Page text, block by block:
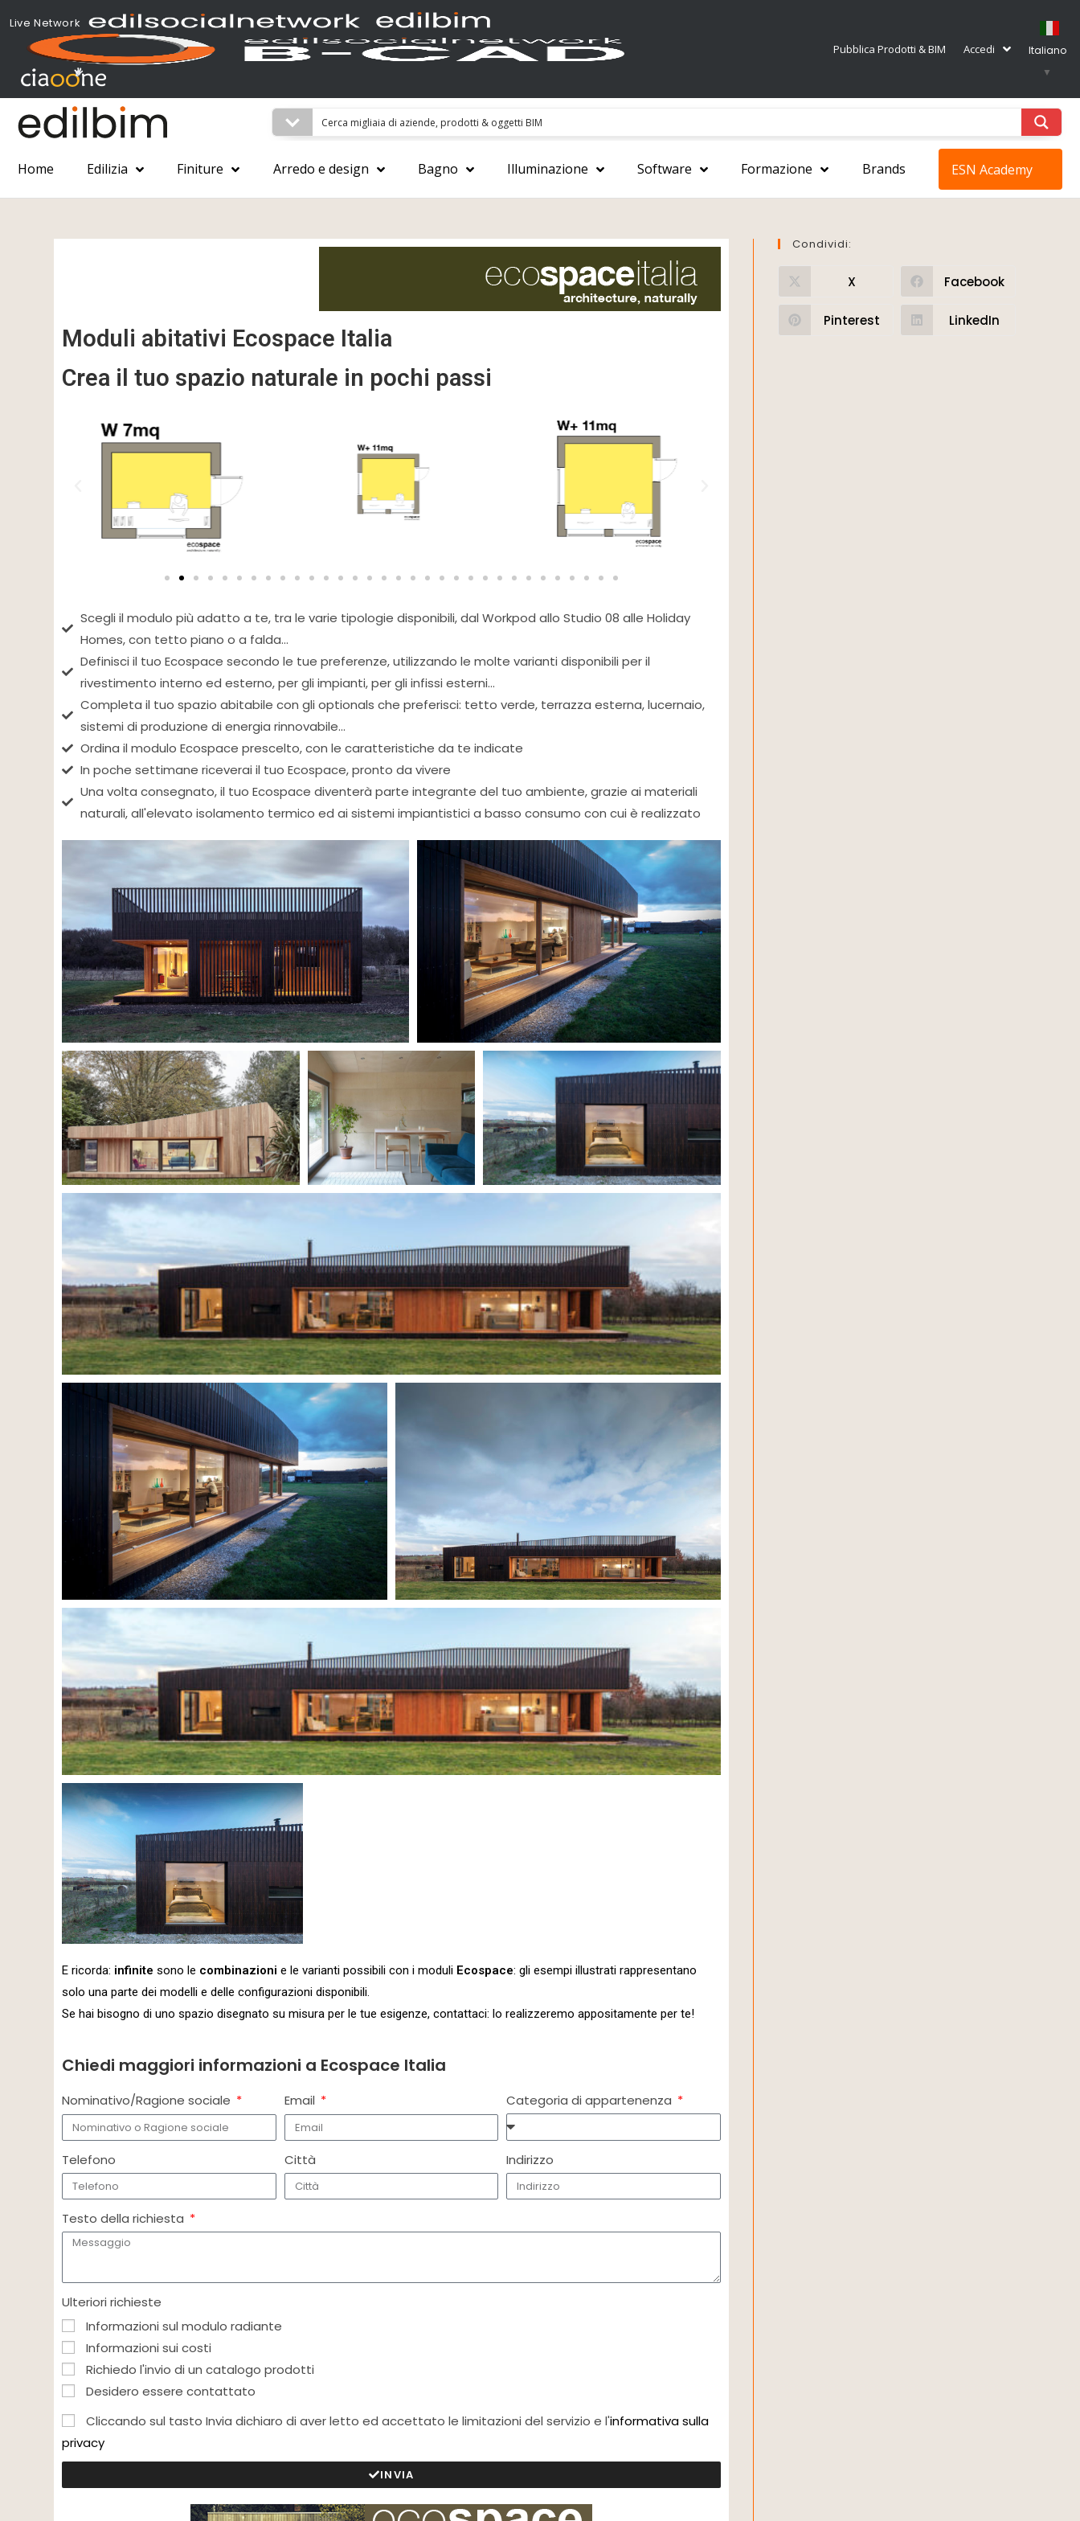
Live Network
Pubblica Prodotti & BIM Accedi
Italiano
▼
Home Edilizia Finiture Arredo e design Bagno Illuminazione Software Formazione Brands ESN Academy
Moduli abitativi Ecospace Italia
Crea il tuo spazio naturale in pochi passi
Scegli il modulo più adatto a te, tra le varie tipologie disponibili, dal Workpod allo Studio 08 alle Holiday
Homes, con tetto piano o a falda...
Definisci il tuo Ecospace secondo le tue preferenze, utilizzando le molte varianti disponibili per il
rivestimento interno ed esterno, per gli impianti, per gli infissi esterni...
Completa il tuo spazio abitabile con gli optionals che preferisci: tetto verde, terrazza esterna, lucernaio,
sistemi di produzione di energia rinnovabile...
Ordina il modulo Ecospace prescelto, con le caratteristiche da te indicate
In poche settimane riceverai il tuo Ecospace, pronto da vivere
Una volta consegnato, il tuo Ecospace diventerà parte integrante del tuo ambiente, grazie ai materiali
naturali, all'elevato isolamento termico ed ai sistemi impiantistici a basso consumo con cui è realizzato
E ricorda: infinite sono le combinazioni e le varianti possibili con i moduli Ecospace: gli esempi illustrati rappresentano
solo una parte dei modelli e delle configurazioni disponibili.
Se hai bisogno di uno spazio disegnato su misura per le tue esigenze, contattaci: lo realizzeremo appositamente per te!
Chiedi maggiori informazioni a Ecospace Italia
Nominativo/Ragione sociale Email Categoria di appartenenza
Telefono Città Indirizzo
Testo della richiesta
Ulteriori richieste
Informazioni sul modulo radiante
Informazioni sui costi
Richiedo l'invio di un catalogo prodotti
Desidero essere contattato
Cliccando sul tasto Invia dichiaro di aver letto ed accettato le limitazioni del servizio e l'informativa sulla
privacy
INVIA
Condividi:
X Facebook
Pinterest LinkedIn